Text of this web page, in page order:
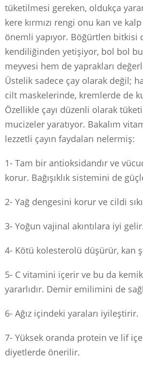
tüketilmesi gereken, oldukça
kere kırmızı rengi onu kan ve
önemli yapıyor. Böğürtlen bitkisi
kendiliğinden yetişiyor, bol bol
meyvesi hem de yaprakları
Üstelik sadece çay olarak değil;
cilt maskelerinde, kremlerde de
Özellikle çayı düzenli olarak
mucizeler yaratıyor. Bakalım
lezzetli çayın faydaları nelermiş:
1- Tam bir antioksidandır ve
korur. Bağışıklık sistemini de
2- Yağ dengesini korur ve cildi
3- Yoğun vajinal akıntılara iyi
4- Kötü kolesterolü düşürür, kan
5- C vitamini içerir ve bu da
yararlıdır. Demir emilimini de
6- Ağız içindeki yaraları iyileştirir.
7- Yüksek oranda protein ve lif
diyetlerde önerilir.